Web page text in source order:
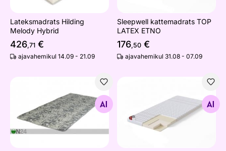
Lateksmadrats Hilding
Melody Hybrid
426,71 €
ajavahemikul 14.09 - 21.09
Sleepwell kattemadrats TOP
LATEX ETNO
176,50 €
ajavahemikul 31.08 - 07.09
Madratsikaitse Hypnos Juno
Otsi sarnaseid
Sleepwell kattemadrats
Otsi sarnaseid